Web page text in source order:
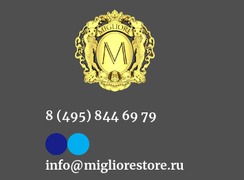
8 (495) 844 69 79
info@migliorestore.ru